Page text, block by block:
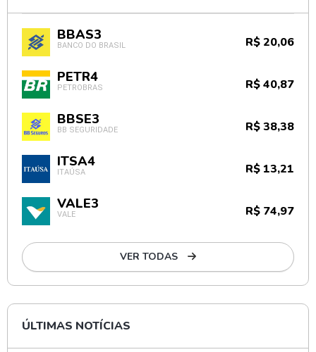
BBAS3
BANCO DO BRASIL R$ 20,06
PETR4
PETROBRAS R$ 40,87
BBSE3
BB SEGURIDADE R$ 38,38
ITSA4
ITAÚSA R$ 13,21
VALE3
VALE R$ 74,97
VER TODAS
ÚLTIMAS NOTÍCIAS